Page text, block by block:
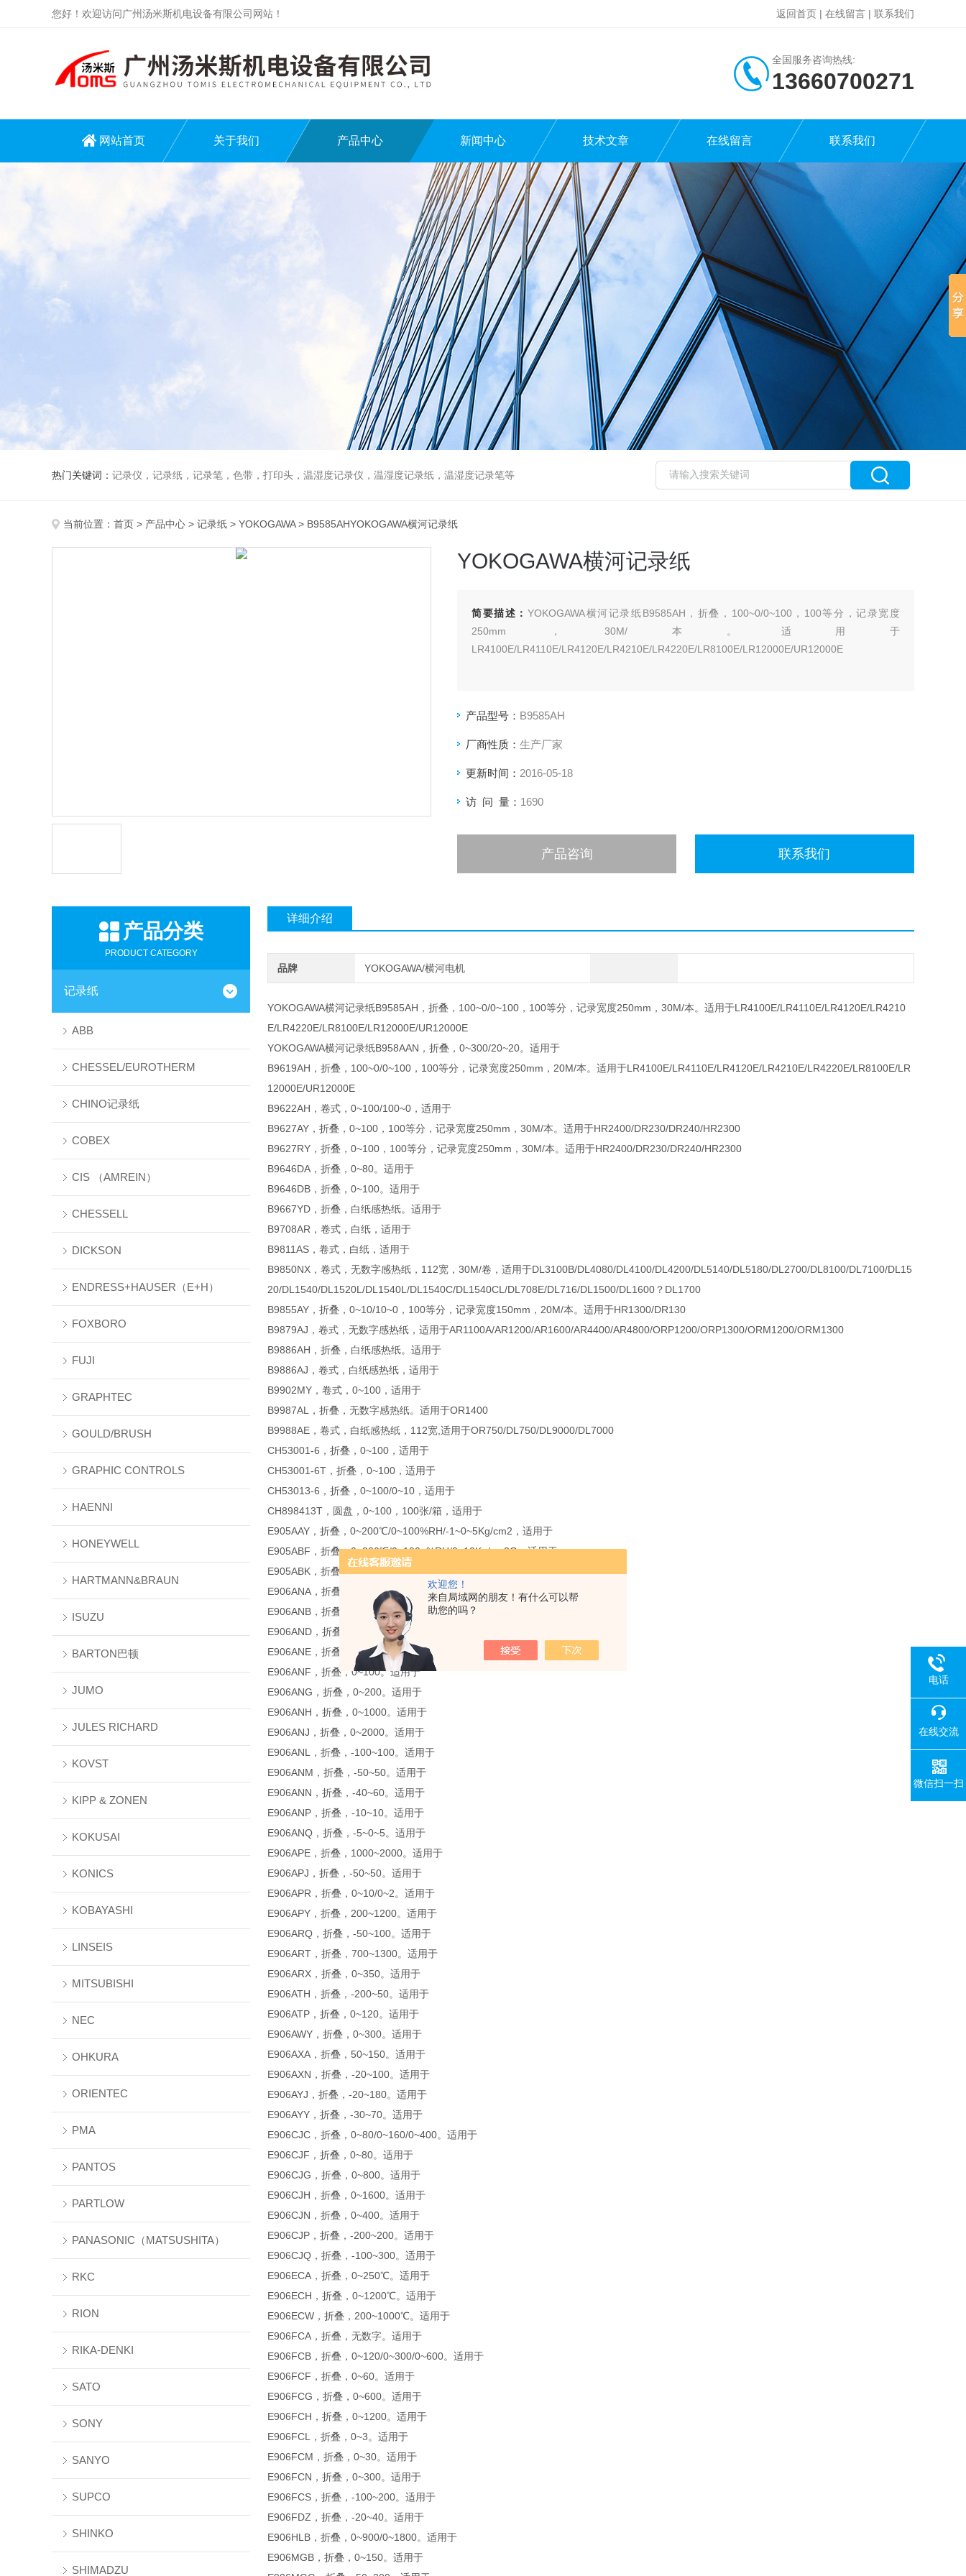
欢迎您！
来自局域网的朋友！有什么可以帮
助您的吗？
您好！欢迎访问广州汤米斯机电设备有限公司网站！ 返回首页 | 在线留言 | 联系我们
全国服务咨询热线:
13660700271
网站首页 关于我们 产品中心 新闻中心 技术文章 在线留言 联系我们
热门关键词： 记录仪，记录纸，记录笔，色带，打印头，温湿度记录仪，温湿度记录纸，温湿度记录笔等
当前位置： 首页 > 产品中心 > 记录纸 > YOKOGAWA> B9585AHYOKOGAWA横河记录纸
YOKOGAWA横河记录纸
简要描述： YOKOGAWA横河记录纸B9585AH，折叠，100~0/0~100，100等分，记录宽度
250mm，30M/本。适用于
LR4100E/LR4110E/LR4120E/LR4210E/LR4220E/LR8100E/LR12000E/UR12000E
产品型号： B9585AH
厂商性质： 生产厂家
更新时间： 2016-05-18
访 问 量： 1690
产品咨询 联系我们
产品分类
PRODUCT CATEGORY
记录纸
ABB
CHESSEL/EUROTHERM
CHINO记录纸
COBEX
CIS （AMREIN）
CHESSELL
DICKSON
ENDRESS+HAUSER（E+H）
FOXBORO
FUJI
GRAPHTEC
GOULD/BRUSH
GRAPHIC CONTROLS
HAENNI
HONEYWELL
HARTMANN&BRAUN
ISUZU
BARTON巴顿
JUMO
JULES RICHARD
KOVST
KIPP & ZONEN
KOKUSAI
KONICS
KOBAYASHI
LINSEIS
MITSUBISHI
NEC
OHKURA
ORIENTEC
PMA
PANTOS
PARTLOW
PANASONIC（MATSUSHITA）
RKC
RION
RIKA-DENKI
SATO
SONY
SANYO
SUPCO
SHINKO
SHIMADZU
详细介绍
品牌 YOKOGAWA/横河电机
YOKOGAWA横河记录纸B9585AH，折叠，100~0/0~100，100等分，记录宽度250mm，30M/本。适用于LR4100E/LR4110E/LR4120E/LR4210
E/LR4220E/LR8100E/LR12000E/UR12000E
YOKOGAWA横河记录纸B958AAN，折叠，0~300/20~20。适用于
B9619AH，折叠，100~0/0~100，100等分，记录宽度250mm，20M/本。适用于LR4100E/LR4110E/LR4120E/LR4210E/LR4220E/LR8100E/LR
12000E/UR12000E
B9622AH，卷式，0~100/100~0，适用于
B9627AY，折叠，0~100，100等分，记录宽度250mm，30M/本。适用于HR2400/DR230/DR240/HR2300
B9627RY，折叠，0~100，100等分，记录宽度250mm，30M/本。适用于HR2400/DR230/DR240/HR2300
B9646DA，折叠，0~80。适用于
B9646DB，折叠，0~100。适用于
B9667YD，折叠，白纸感热纸。适用于
B9708AR，卷式，白纸，适用于
B9811AS，卷式，白纸，适用于
B9850NX，卷式，无数字感热纸，112宽，30M/卷，适用于DL3100B/DL4080/DL4100/DL4200/DL5140/DL5180/DL2700/DL8100/DL7100/DL15
20/DL1540/DL1520L/DL1540L/DL1540C/DL1540CL/DL708E/DL716/DL1500/DL1600？DL1700
B9855AY，折叠，0~10/10~0，100等分，记录宽度150mm，20M/本。适用于HR1300/DR130
B9879AJ，卷式，无数字感热纸，适用于AR1100A/AR1200/AR1600/AR4400/AR4800/ORP1200/ORP1300/ORM1200/ORM1300
B9886AH，折叠，白纸感热纸。适用于
B9886AJ，卷式，白纸感热纸，适用于
B9902MY，卷式，0~100，适用于
B9987AL，折叠，无数字感热纸。适用于OR1400
B9988AE，卷式，白纸感热纸，112宽,适用于OR750/DL750/DL9000/DL7000
CH53001-6，折叠，0~100，适用于
CH53001-6T，折叠，0~100，适用于
CH53013-6，折叠，0~100/0~10，适用于
CH898413T，圆盘，0~100，100张/箱，适用于
E905AAY，折叠，0~200℃/0~100%RH/-1~0~5Kg/cm2，适用于
E905ABF，折叠，0~200℃/0~100~%RH/0~10Kg/cm2G，适用于
E905ABK，折叠，-50~0~100，适用于
E906ANA，折叠，无数字。适用于
E906ANB，折叠，0~100/0~200。适用于
E906AND，折叠，0~10。适用于
E906ANE，折叠，0~20。适用于
E906ANF，折叠，0~100。适用于
E906ANG，折叠，0~200。适用于
E906ANH，折叠，0~1000。适用于
E906ANJ，折叠，0~2000。适用于
E906ANL，折叠，-100~100。适用于
E906ANM，折叠，-50~50。适用于
E906ANN，折叠，-40~60。适用于
E906ANP，折叠，-10~10。适用于
E906ANQ，折叠，-5~0~5。适用于
E906APE，折叠，1000~2000。适用于
E906APJ，折叠，-50~50。适用于
E906APR，折叠，0~10/0~2。适用于
E906APY，折叠，200~1200。适用于
E906ARQ，折叠，-50~100。适用于
E906ART，折叠，700~1300。适用于
E906ARX，折叠，0~350。适用于
E906ATH，折叠，-200~50。适用于
E906ATP，折叠，0~120。适用于
E906AWY，折叠，0~300。适用于
E906AXA，折叠，50~150。适用于
E906AXN，折叠，-20~100。适用于
E906AYJ，折叠，-20~180。适用于
E906AYY，折叠，-30~70。适用于
E906CJC，折叠，0~80/0~160/0~400。适用于
E906CJF，折叠，0~80。适用于
E906CJG，折叠，0~800。适用于
E906CJH，折叠，0~1600。适用于
E906CJN，折叠，0~400。适用于
E906CJP，折叠，-200~200。适用于
E906CJQ，折叠，-100~300。适用于
E906ECA，折叠，0~250℃。适用于
E906ECH，折叠，0~1200℃。适用于
E906ECW，折叠，200~1000℃。适用于
E906FCA，折叠，无数字。适用于
E906FCB，折叠，0~120/0~300/0~600。适用于
E906FCF，折叠，0~60。适用于
E906FCG，折叠，0~600。适用于
E906FCH，折叠，0~1200。适用于
E906FCL，折叠，0~3。适用于
E906FCM，折叠，0~30。适用于
E906FCN，折叠，0~300。适用于
E906FCS，折叠，-100~200。适用于
E906FDZ，折叠，-20~40。适用于
E906HLB，折叠，0~900/0~1800。适用于
E906MGB，折叠，0~150。适用于
电话
在线交流
微信扫一扫